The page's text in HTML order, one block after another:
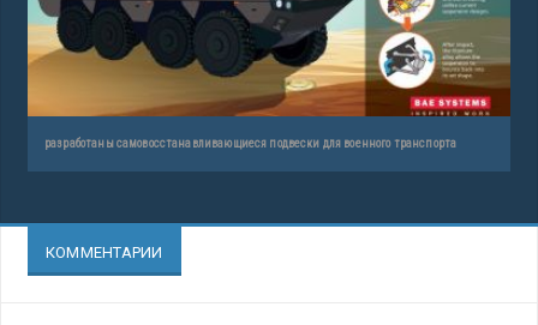
разработаны самовосстанавливающиеся подвески для военного транспорта
КОММЕНТАРИИ